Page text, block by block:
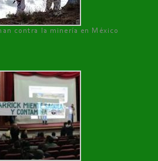
contra la minería en México